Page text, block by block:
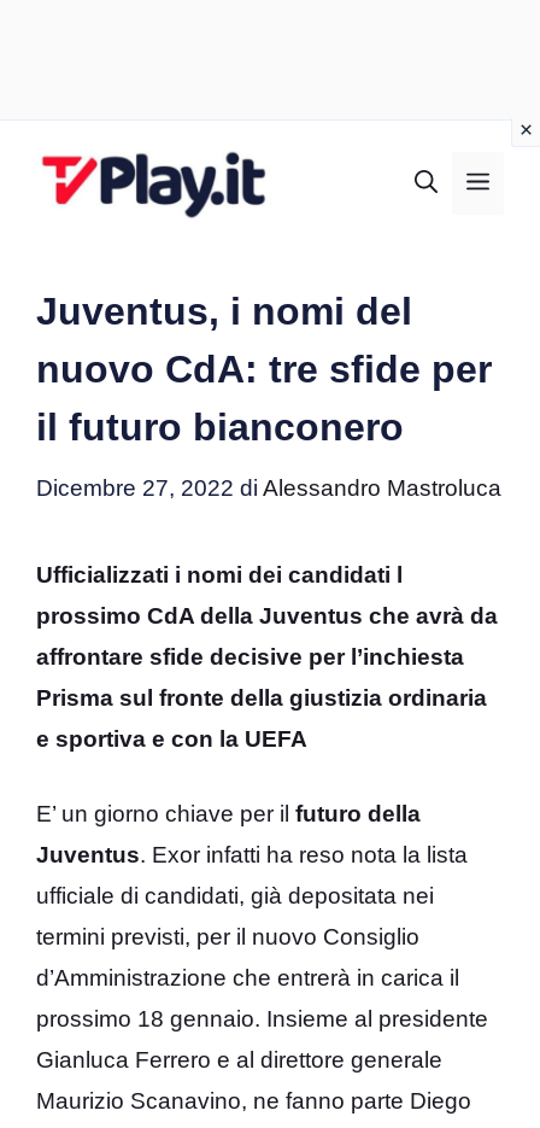
Juventus, i nomi del
nuovo CdA: tre sfide per
il futuro bianconero
Dicembre 27, 2022 di Alessandro Mastroluca
Ufficializzati i nomi dei candidati l
prossimo CdA della Juventus che avrà da
affrontare sfide decisive per l’inchiesta
Prisma sul fronte della giustizia ordinaria
e sportiva e con la UEFA
E’ un giorno chiave per il futuro della
Juventus. Exor infatti ha reso nota la lista
ufficiale di candidati, già depositata nei
termini previsti, per il nuovo Consiglio
d’Amministrazione che entrerà in carica il
prossimo 18 gennaio. Insieme al presidente
Gianluca Ferrero e al direttore generale
Maurizio Scanavino, ne fanno parte Diego